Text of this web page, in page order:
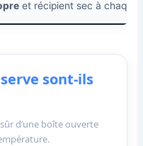
et récipient sec à chaque
sont-ils
d’une boîte ouverte